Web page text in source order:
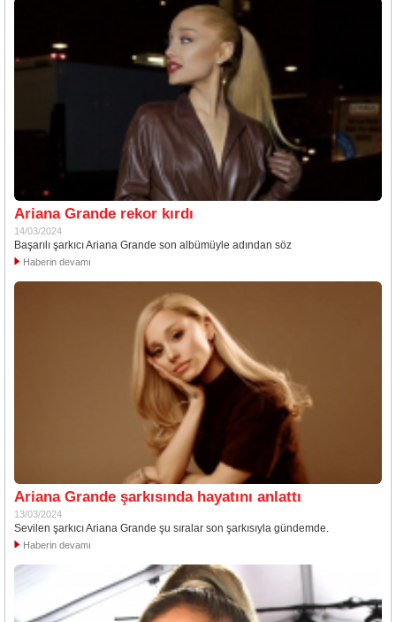
Ariana Grande rekor kırdı
14/03/2024
Başarılı şarkıcı Ariana Grande son albümüyle adından söz
Haberin devamı
Ariana Grande şarkısında hayatını anlattı
13/03/2024
Sevilen şarkıcı Ariana Grande şu sıralar son şarkısıyla gündemde.
Haberin devamı